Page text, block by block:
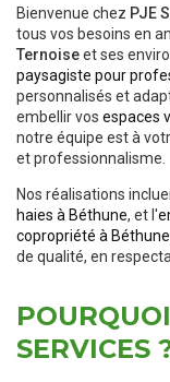
Bienvenue chez PJE
tous vos besoins en
Ternoiseet ses
paysagiste pour
personnalisés et
embellir vos espaces
notre équipe est à
et professionnalisme.
Nos réalisations
haies à Béthune, et l'
copropriété à Béthune
de qualité, en
SERVICES